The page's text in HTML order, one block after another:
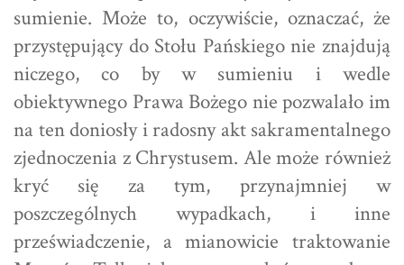
sumienie. Może to, oczywiście, oznaczać, że
przystępujący do Stołu Pańskiego nie znajdują
niczego, co by w sumieniu i wedle
obiektywnego Prawa Bożego nie pozwalało im
na ten doniosły i radosny akt sakramentalnego
zjednoczenia z Chrystusem. Ale może również
kryć się za tym, przynajmniej w
poszczególnych wypadkach, i inne
przeświadczenie, a mianowicie traktowanie